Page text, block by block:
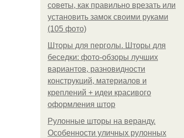
советы, как правильно врезать или
установить замок своими руками
(105 фото)
Шторы для перголы. Шторы для
беседки: фото-обзоры лучших
вариантов, разновидности
конструкций, материалов и
креплений + идеи красивого
оформления штор
Рулонные шторы на веранду.
Особенности уличных рулонных